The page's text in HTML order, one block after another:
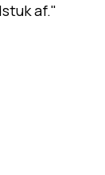
af."